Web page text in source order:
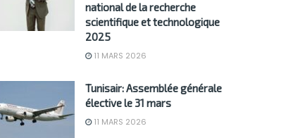
national de la recherche
scientifique et technologique
2025
11 MARS 2026
Tunisair: Assemblée générale
élective le 31 mars
11 MARS 2026